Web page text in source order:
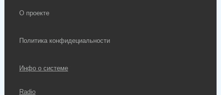
О проекте
Политика конфидециальности
Инфо о системе
Radio